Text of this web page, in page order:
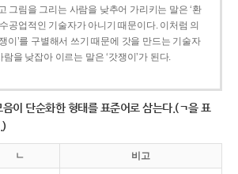
그림을 그리는 사람을 낮추어 가리키는 말은 ‘환
공업적인 기술자가 아니기 때문이다. 이처럼 의
쟁이’를 구별해서 쓰기 때문에 갓을 만드는 기술자
람을 낮잡아 이르는 말은 ‘갓쟁이’가 된다.
음이 단순화한 형태를 표준어로 삼는다.(ㄱ을 표
ㄴ 비고